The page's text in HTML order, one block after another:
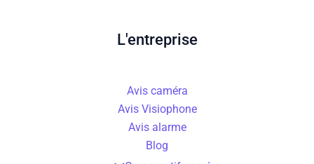
L'entreprise
Avis caméra
Avis Visiophone
Avis alarme
Blog